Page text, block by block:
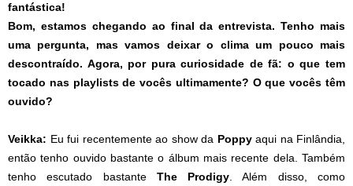
fantástica!
Bom, estamos chegando ao final da entrevista. Tenho mais
uma pergunta, mas vamos deixar o clima um pouco mais
descontraído. Agora, por pura curiosidade de fã: o que tem
tocado nas playlists de vocês ultimamente? O que vocês têm
ouvido?
Veikka: Eu fui recentemente ao show da Poppyaqui na Finlândia,
então tenho ouvido bastante o álbum mais recente dela. Também
tenho escutado bastante The Prodigy. Além disso, como